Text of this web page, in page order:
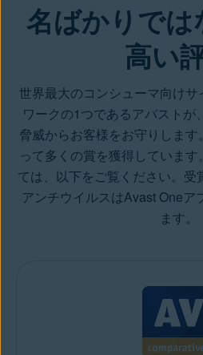
名ばかりでは
高い
世界最大のコンシューマ向けサ
ワークの1つであるアバストが
脅威からお客様をお守りしま
って多くの賞を獲得していま
ては、以下をご覧ください。受
アンチウイルスはAvast Oneア
ます。